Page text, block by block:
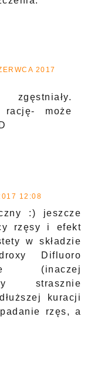
2017
rację- może
12:08
:) jeszcze
rzęsy i efekt
w składzie
Difluoro
(inaczej
strasznie
kuracji
rzęs, a